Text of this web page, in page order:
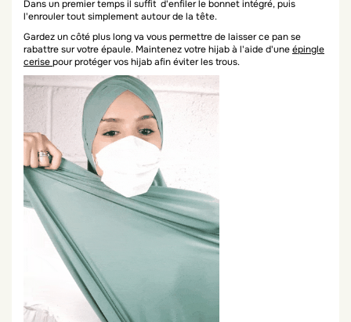
Dans un premier temps il suffit d'enfiler le bonnet intégré, puis
l'enrouler tout simplement autour de la tête.
Gardez un côté plus long va vous permettre de laisser ce pan se
rabattre sur votre épaule. Maintenez votre hijab à l'aide d'uneépingle
cerisepour protéger vos hijab afin éviter les trous.